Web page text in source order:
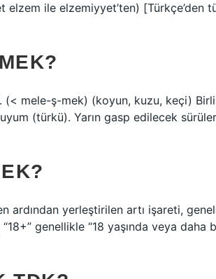
f. (< mele-ş-mek) (koyun, kuzu, keçi)
(türkü). Yarın gasp edilecek
ardından yerleştirilen artı işareti,
genellikle “18 yaşında veya daha